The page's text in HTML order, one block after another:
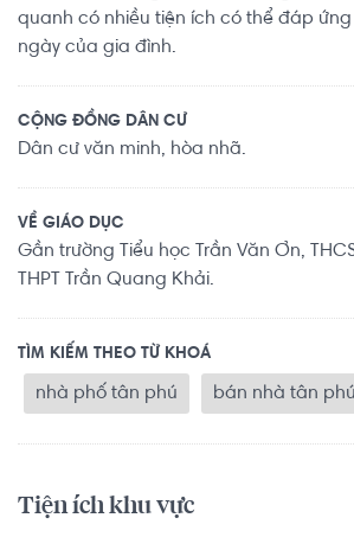
quanh có nhiều tiện ích có thể đáp
ngày của gia đình.
CỘNG ĐỒNG DÂN CƯ
Dân cư văn minh, hòa nhã.
VỀ GIÁO DỤC
Gần trường Tiểu học Trần Văn Ơn,
THPT Trần Quang Khải.
TÌM KIẾM THEO TỪ KHOÁ
nhà phố tân phú bán nhà tân phú
Tiện ích khu vực